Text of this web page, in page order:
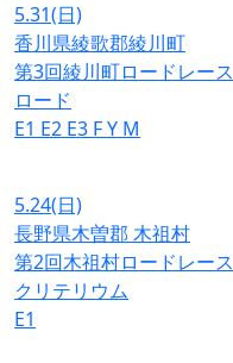
5.31(日)
香川県綾歌郡綾川町
第3回綾川町ロードレース
ロード
E1 E2 E3 FY M
5.24(日)
長野県木曽郡 木祖村
第2回木祖村ロードレース
クリテリウム
E1